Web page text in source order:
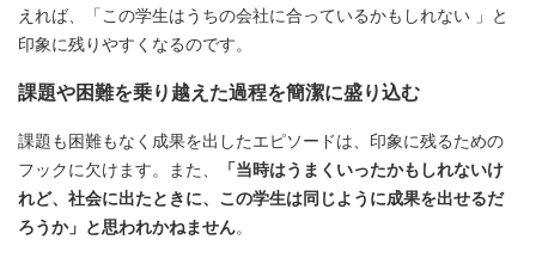
えれば、「この学生はうちの会社に合っているかもしれない 」と
印象に残りやすくなるのです。
課題や困難を乗り越えた過程を簡潔に盛り込む
課題も困難もなく成果を出したエピソードは、印象に残るための
フックに欠けます。また、
「当時はうまくいったかもしれないけ
れど、社会に出たときに、この学生は同じように成果を出せるだ
ろうか」と思われかねません。